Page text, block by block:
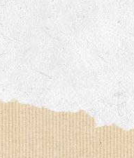
DEVOUGE
du jardinage,
bucoliques des
inventaires sur notre